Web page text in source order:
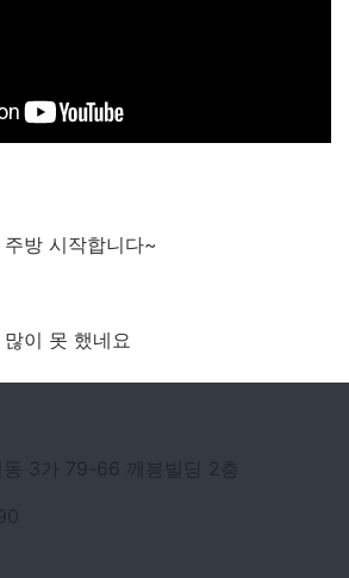
방 시작합니다~
이 못 했네요
3가 79-66 깨봉빌딩 2층